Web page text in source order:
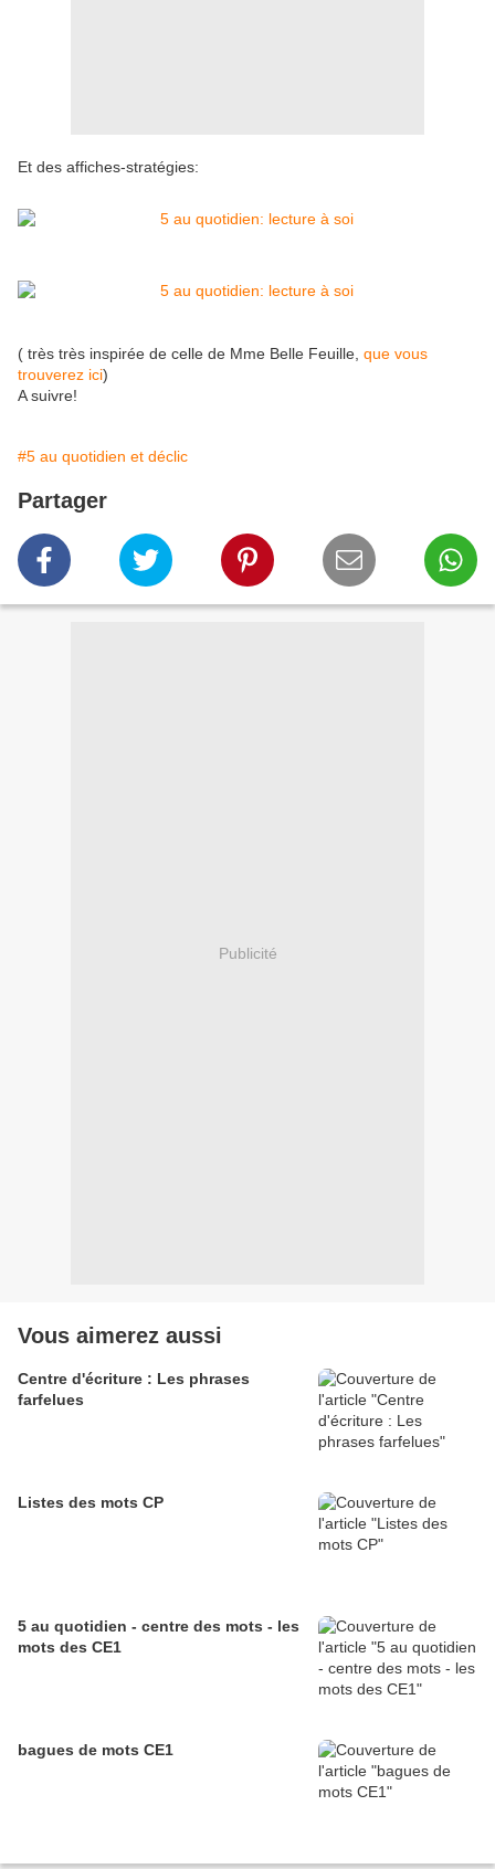
Et des affiches-stratégies:
( très très inspirée de celle de Mme Belle Feuille, que vous
trouverez ici)
A suivre!
#5 au quotidien et déclic
Partager
Publicité
Vous aimerez aussi
Centre d'écriture : Les phrases
farfelues
Listes des mots CP
5 au quotidien - centre des mots - les
mots des CE1
bagues de mots CE1